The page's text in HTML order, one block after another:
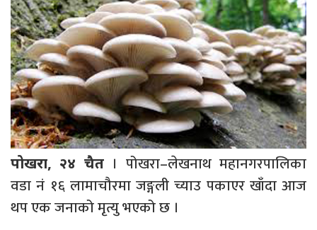
पोखरा, २४ चैत। पोखरा–लेखनाथ महानगरपालिका
वडा नं १६ लामाचौरमा जङ्गली च्याउ पकाएर खाँदा आज
थप एक जनाको मृत्यु भएको छ ।